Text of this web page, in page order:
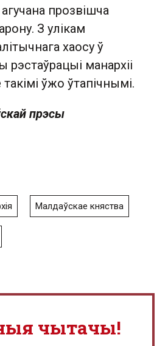
прозвішча
З улікам
хаосу ў
манархіі
ўжо ўтапічнымі.
прэсы
Малдаўскае княства
чытачы!